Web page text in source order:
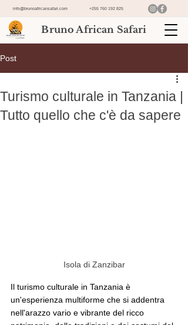
info@brunoafricansafari.com +255 760 192 825
Bruno African Safari
Post
Turismo culturale in Tanzania |
Tutto quello che c'è da sapere
Isola di Zanzibar
Il turismo culturale in Tanzania è
un'esperienza multiforme che si addentra
nell'arazzo vario e vibrante del ricco